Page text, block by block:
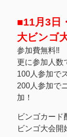
■11月3日
大ビンゴ
参加費無料‼
更に参加人数
100人参加で
200人参加で
加！
ビンゴカー
ビンゴ大会